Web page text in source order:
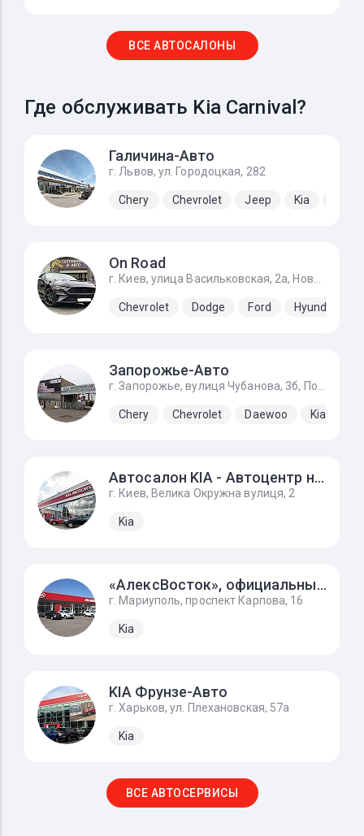
ВСЕ АВТОСАЛОНЫ
Где обслуживать Kia Carnival?
Галичина-Авто
г. Львов, ул. Городоцкая, 282
Chery Chevrolet Jeep Kia
On Road
Chevrolet Dodge Ford Hyundai
Запорожье-Авто
Chery Chevrolet Daewoo Kia
Автосалон KIA - Автоцентр на Борщагівці
г. Киев, Велика Окружна вулиця, 2
Kia
«АлексВосток», официальный представитель KIA
г. Мариуполь, проспект Карпова, 16
Kia
KIA Фрунзе-Авто
г. Харьков, ул. Плехановская, 57а
Kia
ВСЕ АВТОСЕРВИСЫ